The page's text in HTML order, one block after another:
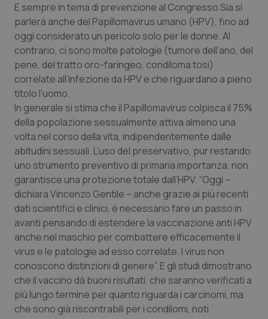
Umbria
Valle D’Aosta
Veneto
Oftalmologia
Oncodermatologia
Oncoematologia
Oncologia & Nutrizione
Psoriasi & pelle
Quotidiano Cardiologia
Quotidiano Chirurgia
Quotidiano Oncologia
Quotidiano Pediatria
Rene & patologie urogenitali
E sempre in tema di prevenzione al Congresso Sia si
parlerà anche del Papillomavirus umano (HPV), fino ad
oggi considerato un pericolo solo per le donne. Al
contrario, ci sono molte patologie (tumore dell’ano, del
pene, del tratto oro-faringeo, condiloma tosi)
correlate all’infezione da HPV e che riguardano a pieno
titolo l’uomo.
In generale si stima che il Papillomavirus colpisca il 75%
della popolazione sessualmente attiva almeno una
volta nel corso della vita, indipendentemente dalle
abitudini sessuali. L’uso del preservativo, pur restando
uno strumento preventivo di primaria importanza, non
garantisce una protezione totale dall’HPV. “Oggi –
dichiara Vincenzo Gentile – anche grazie ai più recenti
dati scientifici e clinici, è necessario fare un passo in
avanti pensando di estendere la vaccinazione anti HPV
anche nel maschio per combattere efficacemente il
virus e le patologie ad esso correlate. I virus non
conoscono distinzioni di genere”. E gli studi dimostrano
che il vaccino dà buoni risultati, che saranno verificati a
più lungo termine per quanto riguarda i carcinomi, ma
che sono già riscontrabili per i condilomi, noti